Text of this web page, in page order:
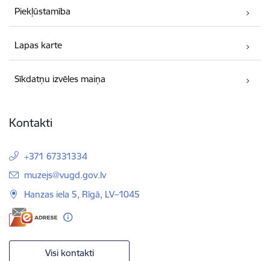
Piekļūstamība
Lapas karte
Sīkdatņu izvēles maiņa
Kontakti
+371 67331334
E-pasts:
muzejs@vugd.gov.lv
Hanzas iela 5, Rīgā, LV–1045
Visi kontakti